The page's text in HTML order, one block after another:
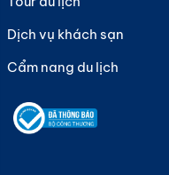
Hà Nội, hay như vé
- Sài Gòn luôn được
gian bay linh hoạt và
này mang đến sự lựa
đặc biệt trong các
chuyển nhanh
Dịch vụ khách sạn
Cẩm nang du lịch